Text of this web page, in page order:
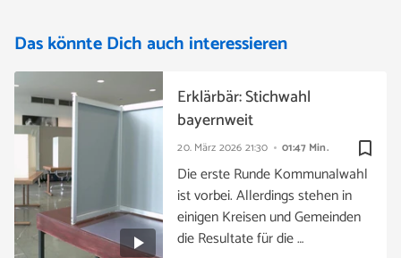
Das könnte Dich auch interessieren
bookmark_border
20. März 2026 21:30 01:47 Min.
Erklärbär: Stichwahl
bayernweit
Die erste Runde Kommunalwahl
ist vorbei. Allerdings stehen in
einigen Kreisen und Gemeinden
die Resultate für die …